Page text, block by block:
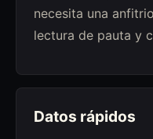
necesita una
lectura de pauta y
Datos rápidos